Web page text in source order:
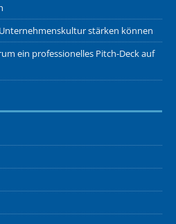
stärken können
ein professionelles Pitch-Deck auf